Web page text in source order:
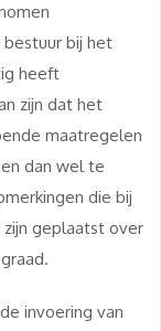
bij het
heeft
zijn dat het
maatregelen
dan wel te
die bij
geplaatst over
invoering van